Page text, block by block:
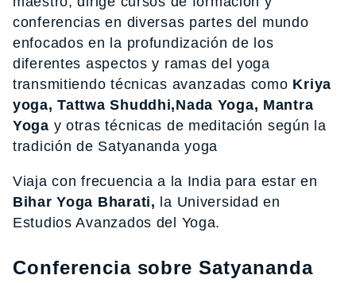
conferencias en diversas partes del mundo
enfocados en la profundización de los
diferentes aspectos y ramas del yoga
transmitiendo técnicas avanzadas como Kriya
yoga, Tattwa Shuddhi,Nada Yoga, Mantra
Yoga y otras técnicas de meditación según la
tradición de Satyananda yoga
Viaja con frecuencia a la India para estar en
Bihar Yoga Bharati, la Universidad en
Estudios Avanzados del Yoga.
Conferencia sobre Satyananda